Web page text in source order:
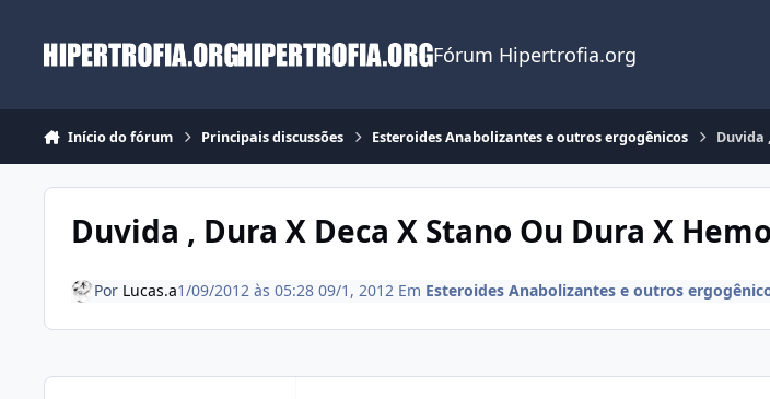
Fórum Hipertrofia.org
Início do fórum Principais discussões Esteroides Anabolizantes e outros ergogênicos Duvida
Duvida , Dura X Deca X Stano Ou Dura X
Por Lucas.a1/09/2012 às 05:28 09/1, 2012 Em Esteroides Anabolizantes e outros